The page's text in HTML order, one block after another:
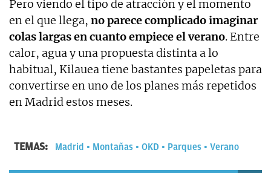
Pero viendo el tipo de atracción y el momento
en el que llega, no parece complicado imaginar
colas largas en cuanto empiece el verano. Entre
calor, agua y una propuesta distinta a lo
habitual, Kilauea tiene bastantes papeletas para
convertirse en uno de los planes más repetidos
en Madrid estos meses.
TEMAS: Madrid Montañas OKD Parques Verano